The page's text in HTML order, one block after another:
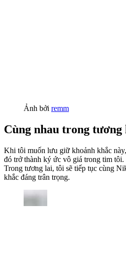
Ảnh bởi remm
Cùng nhau trong tương
Khi tôi muốn lưu giữ khoảnh khắc
đó trở thành ký ức vô giá trong tim tôi.
Trong tương lai, tôi sẽ tiếp tục cùng
khắc đáng trân trọng.